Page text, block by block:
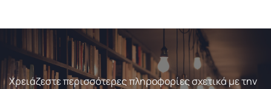
Χρειάζεστε περισσότερες πληροφορίες σχετικά με την